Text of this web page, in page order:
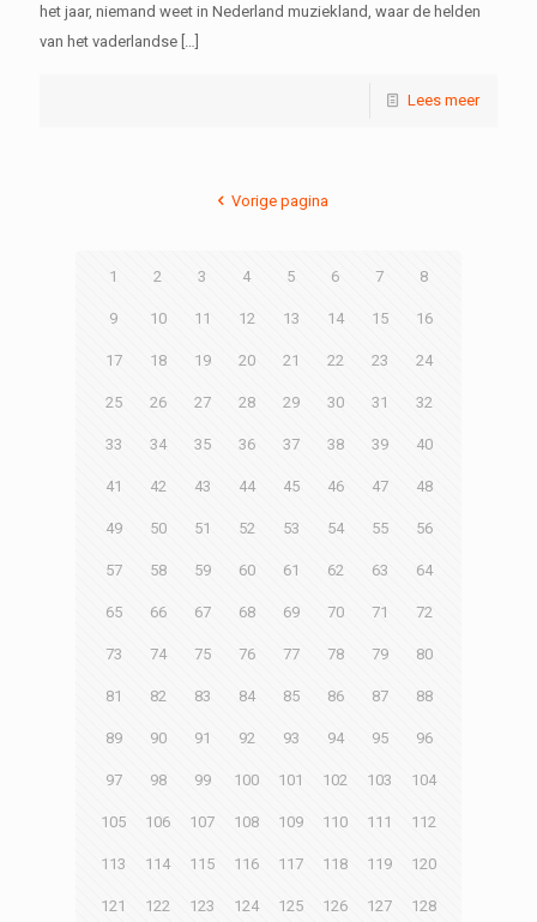
het jaar, niemand weet in Nederland muziekland, waar de helden
van het vaderlandse […]
Lees meer
Vorige pagina
1 2 3 4 5 6 7 8
9 10 11 12 13 14 15 16
17 18 19 20 21 22 23 24
25 26 27 28 29 30 31 32
33 34 35 36 37 38 39 40
41 42 43 44 45 46 47 48
49 50 51 52 53 54 55 56
57 58 59 60 61 62 63 64
65 66 67 68 69 70 71 72
73 74 75 76 77 78 79 80
81 82 83 84 85 86 87 88
89 90 91 92 93 94 95 96
97 98 99 100 101 102 103 104
105 106 107 108 109 110 111 112
113 114 115 116 117 118 119 120
121 122 123 124 125 126 127 128